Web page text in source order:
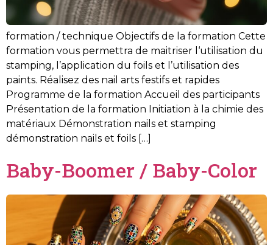
formation / technique Objectifs de la formation Cette
formation vous permettra de maitriser l‘utilisation du
stamping, l’application du foils et l’utilisation des
paints. Réalisez des nail arts festifs et rapides
Programme de la formation Accueil des participants
Présentation de la formation Initiation à la chimie des
matériaux Démonstration nails et stamping
démonstration nails et foils […]
Baby-Boomer / Baby-Color